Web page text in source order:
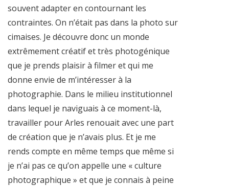
souvent adapter en contournant les
contraintes. On n’était pas dans la photo sur
cimaises. Je découvre donc un monde
extrêmement créatif et très photogénique
que je prends plaisir à filmer et qui me
donne envie de m’intéresser à la
photographie. Dans le milieu institutionnel
dans lequel je naviguais à ce moment-là,
travailler pour Arles renouait avec une part
de création que je n’avais plus. Et je me
rends compte en même temps que même si
je n’ai pas ce qu’on appelle une « culture
photographique » et que je connais à peine